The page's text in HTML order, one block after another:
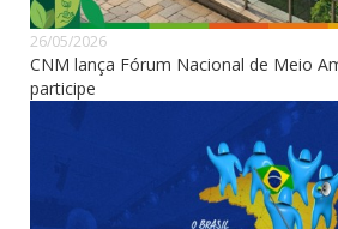
26/05/2026
CNM lança Fórum Nacional de Meio
participe